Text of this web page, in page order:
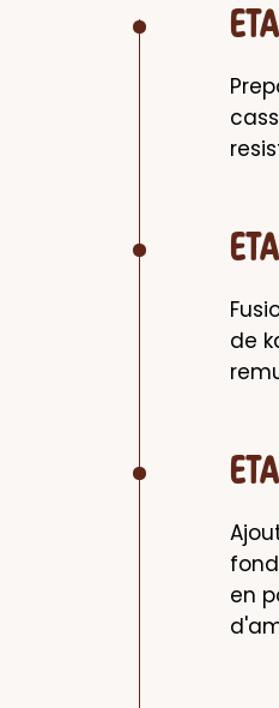
de
en